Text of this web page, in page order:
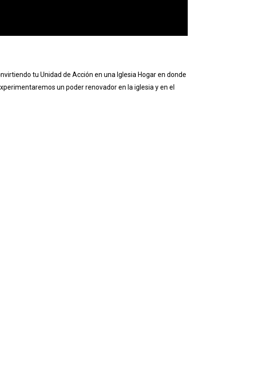
tu Unidad de Acción en una Iglesia Hogar en donde
un poder renovador en la iglesia y en el